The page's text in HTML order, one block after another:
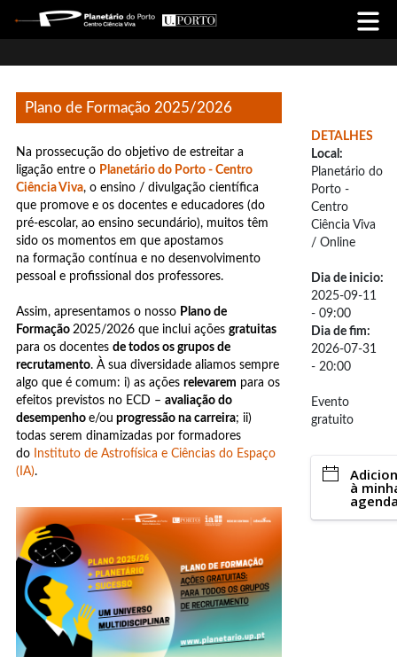
Plano de Formação 2025/2026
Na prossecução do objetivo de estreitar a
ligação entre o Planetário do Porto - Centro
Ciência Viva, o ensino / divulgação científica
que promove e os docentes e educadores (do
pré-escolar, ao ensino secundário), muitos têm
sido os momentos em que apostamos
na formação contínua e no desenvolvimento
pessoal e profissional dos professores.
Assim, apresentamos o nosso Plano de
Formação2025/2026 que inclui açõesgratuitas
para os docentesde todos os grupos de
recrutamento. À sua diversidade aliamos sempre
algo que é comum: i) as açõesrelevarem para os
efeitos previstos no ECD –avaliação do
desempenhoe/ou progressão na carreira; ii)
todas serem dinamizadas por formadores
do
Instituto de Astrofísica e Ciências do Espaço
(IA).
DETALHES
Local:
Planetário do
Porto -
Centro
Ciência Viva
/ Online
Dia de inicio:
2025-09-11
- 09:00
Dia de fim:
2026-07-31
- 20:00
Evento
gratuito
à